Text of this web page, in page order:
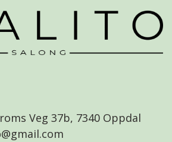
Veg 37b, 7340 Oppdal